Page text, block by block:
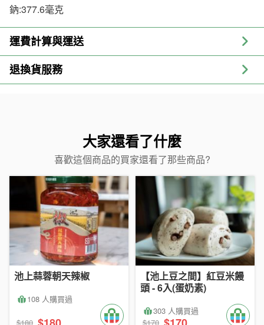
鈉:377.6毫克
運費計算與運送
退換貨服務
大家還看了什麼
喜歡這個商品的買家還看了那些商品?
池上蒜蓉朝天辣椒
108 人購買過
$180
【池上豆之間】紅豆米饅
頭 - 6入(蛋奶素)
303 人購買過
$170